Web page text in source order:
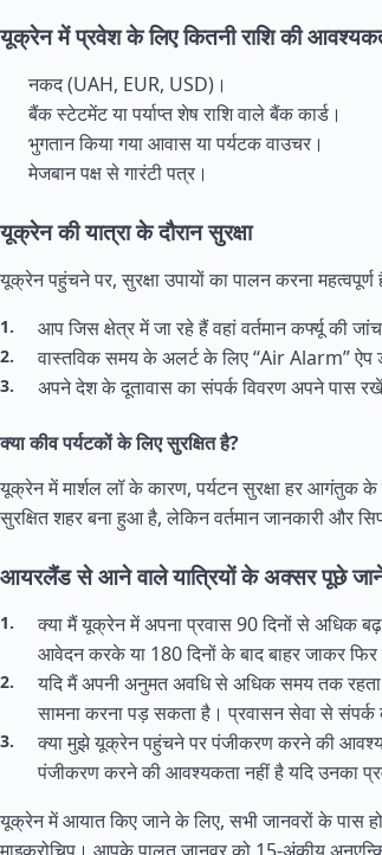
यूक्रेन में प्रवेश के लिए कितनी राशि की
नकद (UAH, EUR, USD)।
बैंक स्टेटमेंट या पर्याप्त शेष राशि वाले बैंक कार्ड।
भुगतान किया गया आवास या पर्यटक वाउचर।
मेजबान पक्ष से गारंटी पत्र।
यूक्रेन की यात्रा के दौरान सुरक्षा
यूक्रेन पहुंचने पर, सुरक्षा उपायों का पालन करना महत्वपूर्ण
आप जिस क्षेत्र में जा रहे हैं वहां वर्तमान कर्फ्यू की
वास्तविक समय के अलर्ट के लिए “Air Alarm” ऐप
अपने देश के दूतावास का संपर्क विवरण अपने पास रखें
क्या कीव पर्यटकों के लिए सुरक्षित है?
यूक्रेन में मार्शल लॉ के कारण, पर्यटन सुरक्षा हर आगंतुक के
सुरक्षित शहर बना हुआ है, लेकिन वर्तमान जानकारी और
आयरलैंड से आने वाले यात्रियों के अक्सर पूछे
क्या मैं यूक्रेन में अपना प्रवास 90 दिनों से अधिक
आवेदन करके या 180 दिनों के बाद बाहर जाकर
यदि मैं अपनी अनुमत अवधि से अधिक समय तक रहता
सामना करना पड़ सकता है। प्रवासन सेवा से संपर्क
क्या मुझे यूक्रेन पहुंचने पर पंजीकरण करने की
पंजीकरण करने की आवश्यकता नहीं है यदि उनका
यूक्रेन में आयात किए जाने के लिए, सभी जानवरों के पास